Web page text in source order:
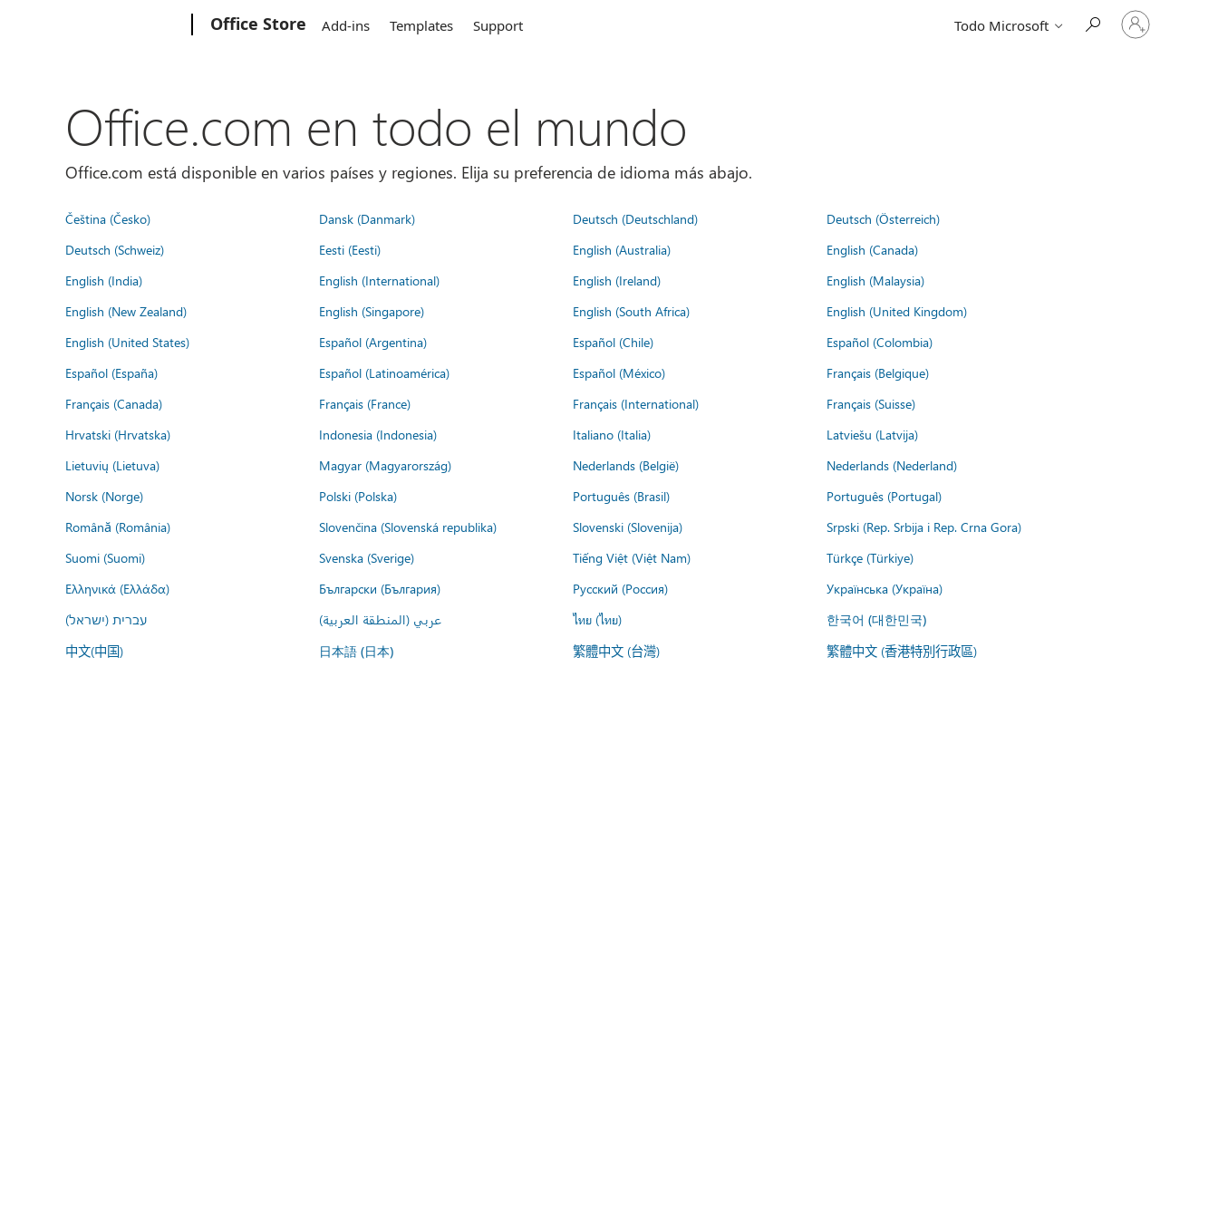
Office Store Add-ins Templates Support Todo Microsoft
Iniciar
sesión
Office.com en todo el mundo
Office.com está disponible en varios países y regiones. Elija su preferencia de idioma más abajo.
Čeština (Česko) Dansk (Danmark) Deutsch (Deutschland)
Deutsch (Österreich)
Deutsch (Schweiz)
Eesti (Eesti) English (Australia)
English (Canada)
English (India)
English (International) English (Ireland)
English (Malaysia)
English (New Zealand)
English (Singapore) English (South Africa)
English (United Kingdom)
English (United States)
Español (Argentina) Español (Chile)
Español (Colombia)
Español (España)
Español (Latinoamérica) Español (México)
Français (Belgique)
Français (Canada)
Français (France) Français (International)
Français (Suisse)
Hrvatski (Hrvatska)
Indonesia (Indonesia) Italiano (Italia)
Latviešu (Latvija)
Lietuvių (Lietuva)
Magyar (Magyarország) Nederlands (België)
Nederlands (Nederland)
Norsk (Norge)
Polski (Polska) Português (Brasil)
Português (Portugal)
Română (România)
Slovenčina (Slovenská republika) Slovenski (Slovenija)
Srpski (Rep. Srbija i Rep. Crna Gora)
Suomi (Suomi)
Svenska (Sverige) Tiếng Việt (Việt Nam)
Türkçe (Türkiye)
Ελληνικά (Ελλάδα)
Български (България) Русский (Россия)
Українська (Україна)
עברית (ישראל)
عربي (المنطقة العربية) ไทย (ไทย) 한국어 (대한민국)
中文(中国) 日本語 (日本) 繁體中文 (台灣) 繁體中文 (香港特別行政區)